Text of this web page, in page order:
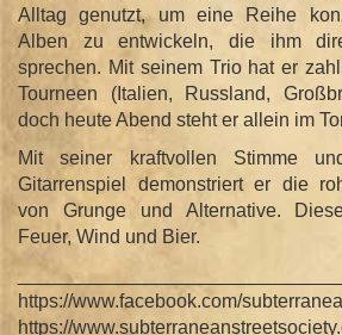
Alltag genutzt, um eine Reihe
Alben zu entwickeln, die ihm
sprechen. Mit seinem Trio hat er
Tourneen (Italien, Russland,
doch heute Abend steht er allein im
Mit seiner kraftvollen Stimme
Gitarrenspiel demonstriert er die
von Grunge und Alternative.
Feuer, Wind und Bier.
https://www.facebook.com/
https://